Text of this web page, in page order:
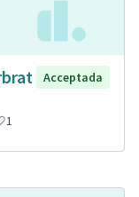
Acceptada
1